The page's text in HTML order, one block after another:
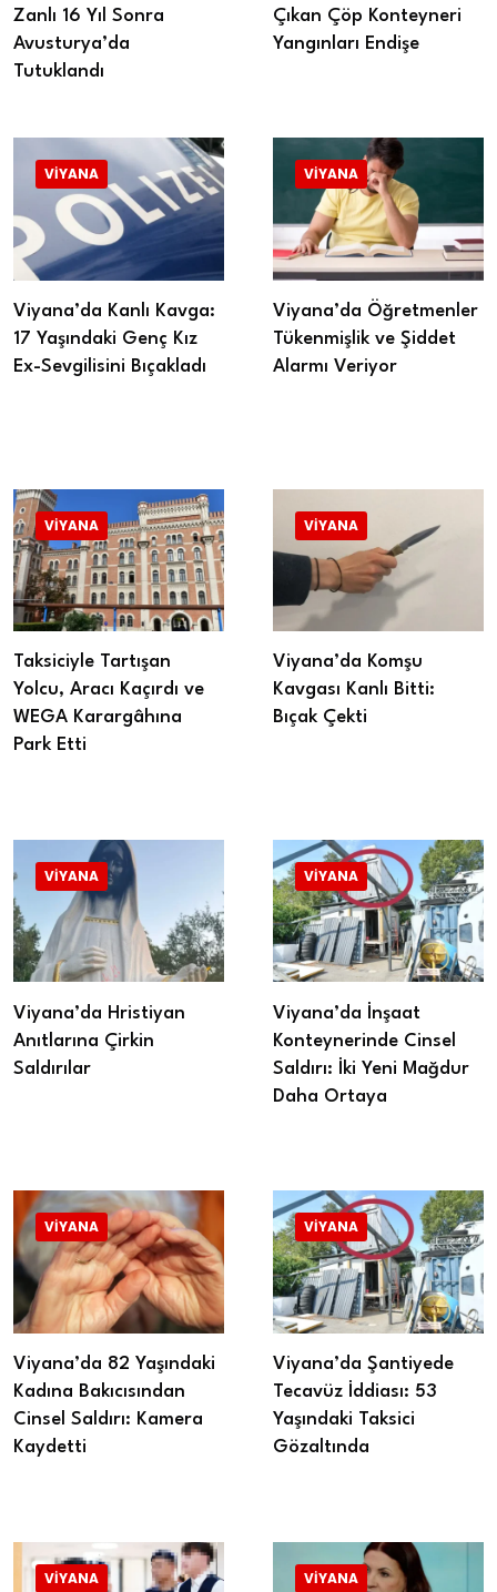
Zanlı 16 Yıl Sonra
Avusturya’da
Tutuklandı
Çıkan Çöp Konteyneri
Yangınları Endişe
VIYANA
Viyana’da Kanlı Kavga:
17 Yaşındaki Genç Kız
Ex-Sevgilisini Bıçakladı
VIYANA
Viyana’da Öğretmenler
Tükenmişlik ve Şiddet
Alarmı Veriyor
VIYANA
Taksiciyle Tartışan
Yolcu, Aracı Kaçırdı ve
WEGA Karargâhına
Park Etti
VIYANA
Viyana’da Komşu
Kavgası Kanlı Bitti:
Bıçak Çekti
VIYANA
Viyana’da Hristiyan
Anıtlarına Çirkin
Saldırılar
VIYANA
Viyana’da İnşaat
Konteynerinde Cinsel
Saldırı: İki Yeni Mağdur
Daha Ortaya
VIYANA
Viyana’da 82 Yaşındaki
Kadına Bakıcısından
Cinsel Saldırı: Kamera
Kaydetti
VIYANA
Viyana’da Şantiyede
Tecavüz İddiası: 53
Yaşındaki Taksici
Gözaltında
VIYANA VIYANA